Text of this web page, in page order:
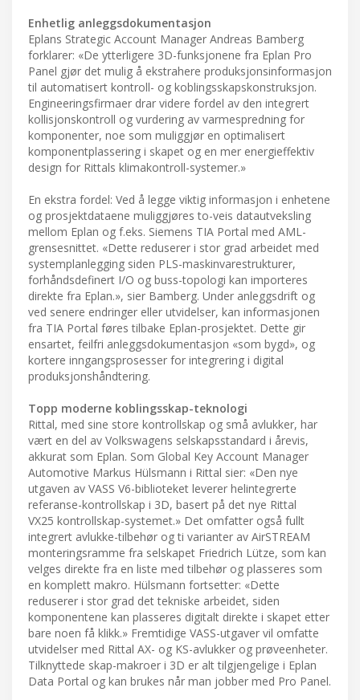
Enhetlig anleggsdokumentasjon
Eplans Strategic Account Manager Andreas Bamberg
forklarer: «De ytterligere 3D-funksjonene fra Eplan Pro
Panel gjør det mulig å ekstrahere produksjonsinformasjon
til automatisert kontroll- og koblingsskapskonstruksjon.
Engineeringsfirmaer drar videre fordel av den integrert
kollisjonskontroll og vurdering av varmespredning for
komponenter, noe som muliggjør en optimalisert
komponentplassering i skapet og en mer energieffektiv
design for Rittals klimakontroll-systemer.»
En ekstra fordel: Ved å legge viktig informasjon i enhetene
og prosjektdataene muliggjøres to-veis datautveksling
mellom Eplan og f.eks. Siemens TIA Portal med AML-
grensesnittet. «Dette reduserer i stor grad arbeidet med
systemplanlegging siden PLS-maskinvarestrukturer,
forhåndsdefinert I/O og buss-topologi kan importeres
direkte fra Eplan.», sier Bamberg. Under anleggsdrift og
ved senere endringer eller utvidelser, kan informasjonen
fra TIA Portal føres tilbake Eplan-prosjektet. Dette gir
ensartet, feilfri anleggsdokumentasjon «som bygd», og
kortere inngangsprosesser for integrering i digital
produksjonshåndtering.
Topp moderne koblingsskap-teknologi
Rittal, med sine store kontrollskap og små avlukker, har
vært en del av Volkswagens selskapsstandard i årevis,
akkurat som Eplan. Som Global Key Account Manager
Automotive Markus Hülsmann i Rittal sier: «Den nye
utgaven av VASS V6-biblioteket leverer helintegrerte
referanse-kontrollskap i 3D, basert på det nye Rittal
VX25 kontrollskap-systemet.» Det omfatter også fullt
integrert avlukke-tilbehør og ti varianter av AirSTREAM
monteringsramme fra selskapet Friedrich Lütze, som kan
velges direkte fra en liste med tilbehør og plasseres som
en komplett makro. Hülsmann fortsetter: «Dette
reduserer i stor grad det tekniske arbeidet, siden
komponentene kan plasseres digitalt direkte i skapet etter
bare noen få klikk.» Fremtidige VASS-utgaver vil omfatte
utvidelser med Rittal AX- og KS-avlukker og prøveenheter.
Tilknyttede skap-makroer i 3D er alt tilgjengelige i Eplan
Data Portal og kan brukes når man jobber med Pro Panel.